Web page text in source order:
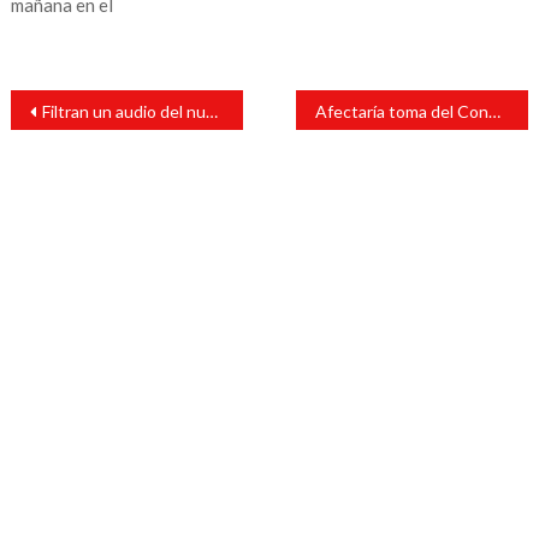
mañana en el
Navegación
entradas
Filtran un audio del nuevo escándalo de Sergio Mayer Afectaría toma del Congreso el inicio de la próxima legislatura